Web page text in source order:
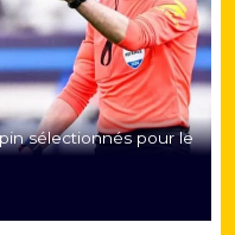
sélectionnés pour le